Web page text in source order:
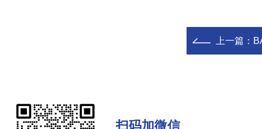
上一篇：
扫码加微信